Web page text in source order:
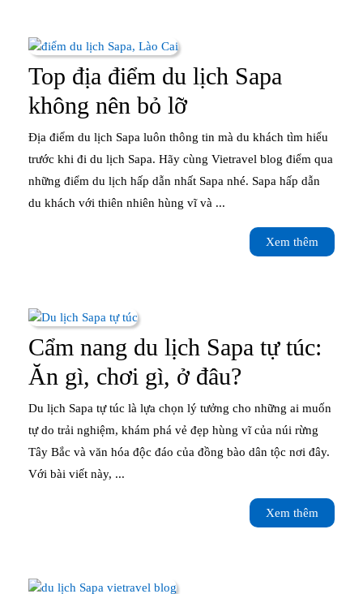
Sapa
trong
năm
Top địa điểm du lịch Sapa
không nên bỏ lỡTop
địa
điểm
du
bỏ
lỡ
Địa điểm du lịch Sapa luôn thông tin mà du khách tìm hiểu
trước khi đi du lịch Sapa. Hãy cùng Vietravel blog điểm qua
những điểm du lịch hấp dẫn nhất Sapa nhé. Sapa hấp dẫn
du khách với thiên nhiên hùng vĩ và ...
Xem thêm
thêm
Cẩm nang du lịch Sapa tự túc:
Ăn gì, chơi gì, ở đâu?
nang
du
lịch
Sapa
tự
Du lịch Sapa tự túc là lựa chọn lý tưởng cho những ai muốn
tự do trải nghiệm, khám phá vẻ đẹp hùng vĩ của núi rừng
Tây Bắc và văn hóa độc đáo của đồng bào dân tộc nơi đây.
Với bài viết này, ...
Xem thêm
thêm